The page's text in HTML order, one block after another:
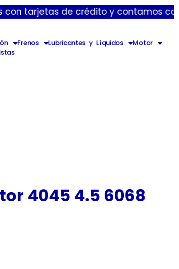
de crédito y contamos con
Frenos Lubricantes y Líquidos
Motor
4045 4.5 6068